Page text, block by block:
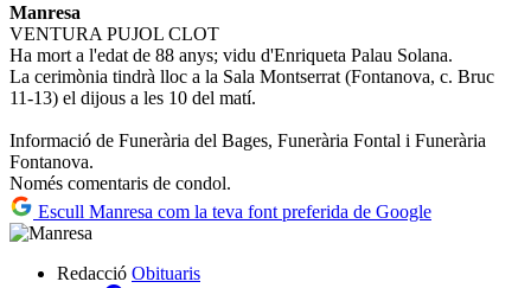
Manresa
VENTURA PUJOL CLOT
Ha mort a l'edat de 88 anys; vidu d'Enriqueta Palau Solana.
La cerimònia tindrà lloc a la Sala Montserrat (Fontanova, c. Bruc
11-13) el dijous a les 10 del matí.
Informació de Funerària del Bages, Funerària Fontal i Funerària
Fontanova.
Només comentaris de condol.
Escull Manresa com la teva font preferida de Google
Redacció Obituaris